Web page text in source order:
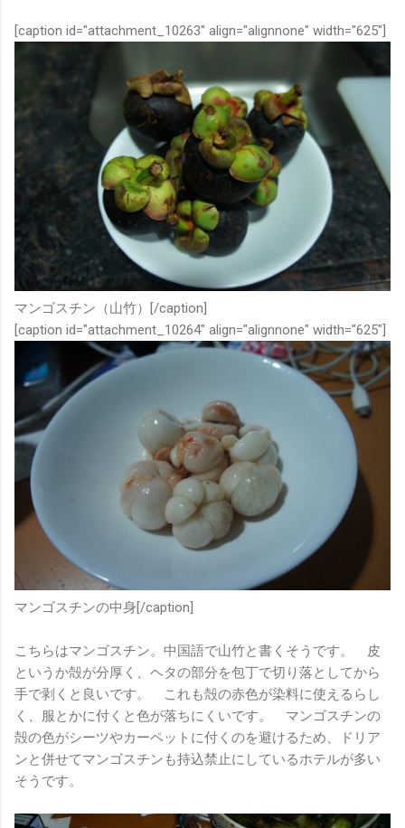
[caption id="attachment_10263" align="alignnone" width="625"]
マンゴスチン（山竹）[/caption]
[caption id="attachment_10264" align="alignnone" width="625"]
マンゴスチンの中身[/caption]
こちらはマンゴスチン。中国語で山竹と書くそうです。 皮
というか殻が分厚く、ヘタの部分を包丁で切り落としてから
手で剥くと良いです。 これも殻の赤色が染料に使えるらし
く、服とかに付くと色が落ちにくいです。 マンゴスチンの
殻の色がシーツやカーペットに付くのを避けるため、ドリア
ンと併せてマンゴスチンも持込禁止にしているホテルが多い
そうです。